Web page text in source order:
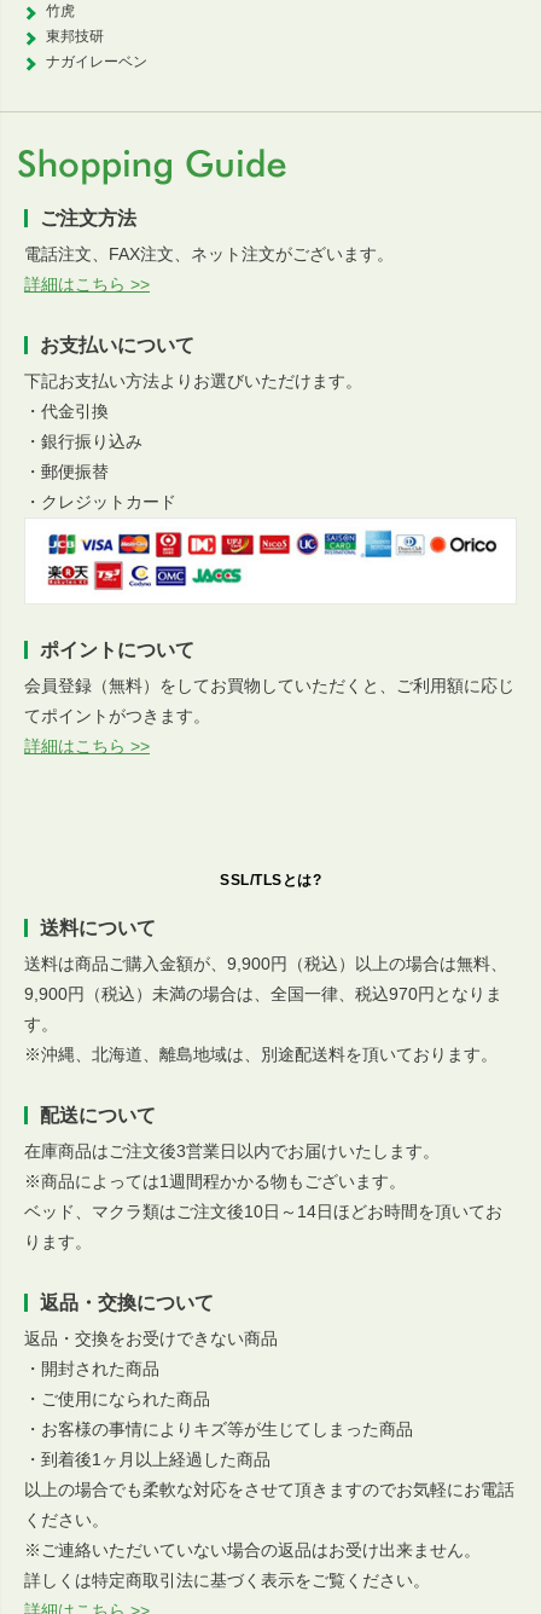
竹虎
東邦技研
ナガイレーベン
ご注文方法
電話注文、FAX注文、ネット注文がございます。
詳細はこちら >>
お支払いについて
下記お支払い方法よりお選びいただけます。
・代金引換
・銀行振り込み
・郵便振替
・クレジットカード
ポイントについて
会員登録（無料）をしてお買物していただくと、ご利用額に応じ
てポイントがつきます。
詳細はこちら >>
SSL/TLSとは?
送料について
送料は商品ご購入金額が、9,900円（税込）以上の場合は無料、
9,900円（税込）未満の場合は、全国一律、税込970円となりま
す。
※沖縄、北海道、離島地域は、別途配送料を頂いております。
配送について
在庫商品はご注文後3営業日以内でお届けいたします。
※商品によっては1週間程かかる物もございます。
ベッド、マクラ類はご注文後10日～14日ほどお時間を頂いてお
ります。
返品・交換について
返品・交換をお受けできない商品
・開封された商品
・ご使用になられた商品
・お客様の事情によりキズ等が生じてしまった商品
・到着後1ヶ月以上経過した商品
以上の場合でも柔軟な対応をさせて頂きますのでお気軽にお電話
ください。
※ご連絡いただいていない場合の返品はお受け出来ません。
詳しくは特定商取引法に基づく表示をご覧ください。